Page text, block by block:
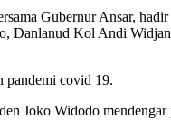
Gubernur Ansar,
Danlanud Kol Andi
pandemi covid 19.
Joko Widodo mendengar